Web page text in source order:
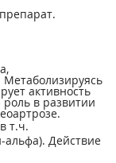
активность
в развитии
т.ч.
альфа). Действие